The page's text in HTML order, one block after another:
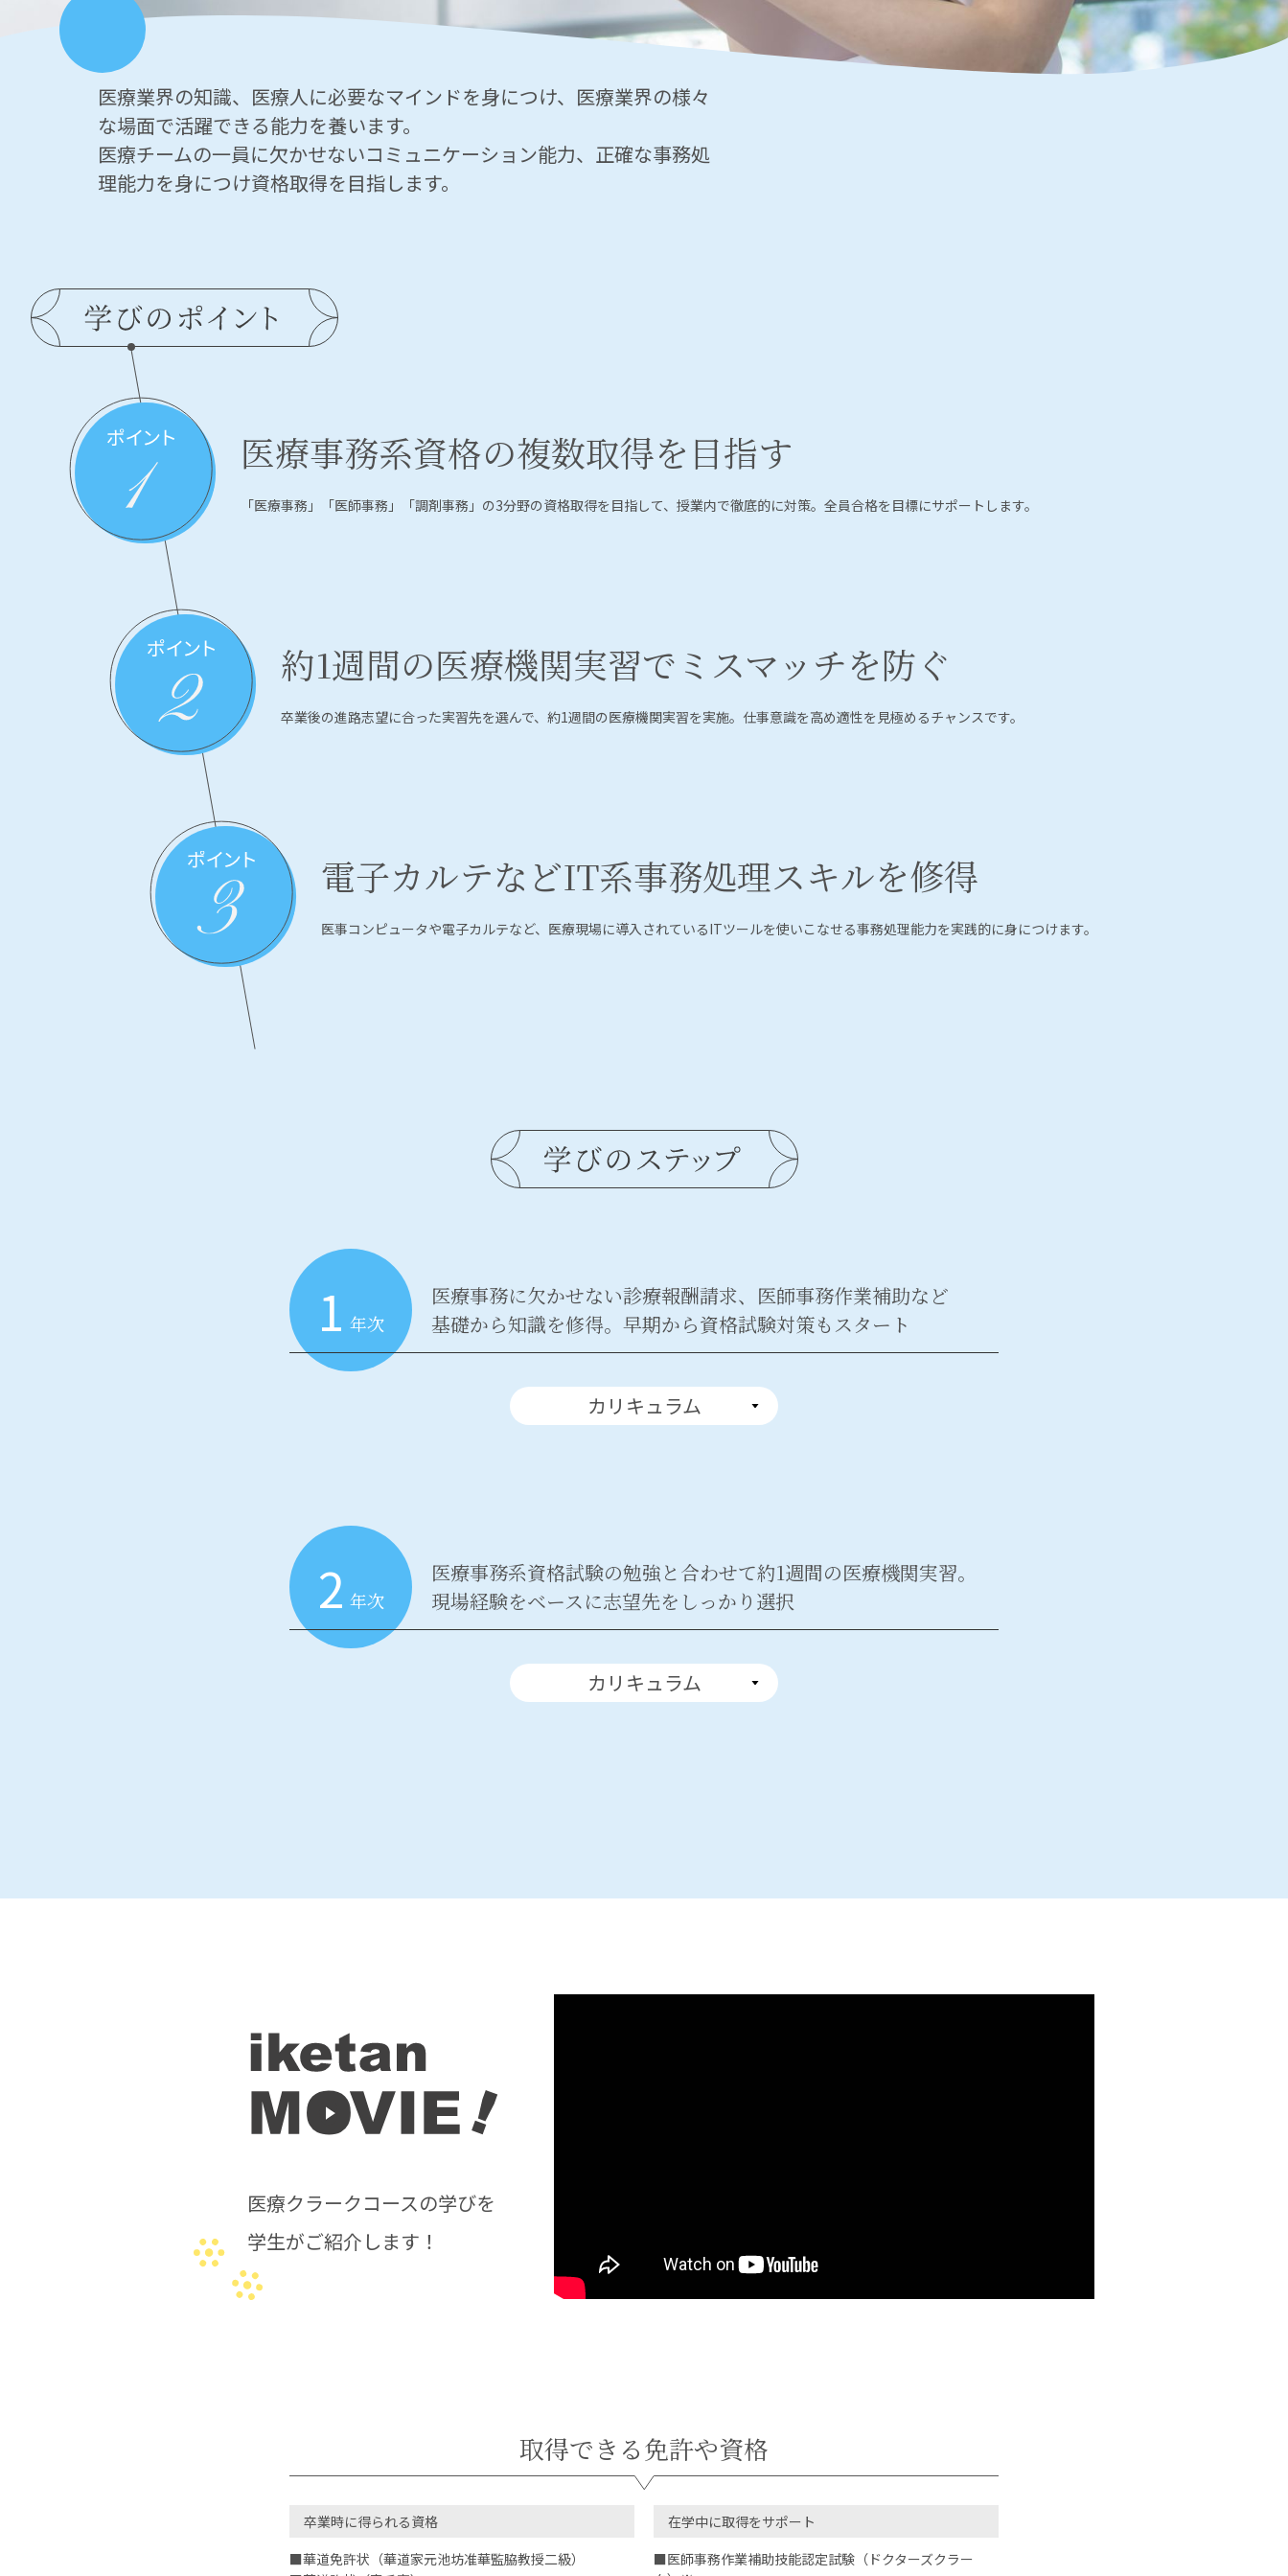
医療業界の知識、医療人に必要なマインドを身につけ、医療業界の様々
な場面で活躍できる能力を養います。
医療チームの一員に欠かせないコミュニケーション能力、正確な事務処
理能力を身につけ資格取得を目指します。
医療事務系資格の複数取得を目指す
「医療事務」「医師事務」「調剤事務」の3分野の資格取得を目指して、授業内で徹底的に対策。全員合格を目標にサポートします。
約1週間の医療機関実習でミスマッチを防ぐ
卒業後の進路志望に合った実習先を選んで、約1週間の医療機関実習を実施。仕事意識を高め適性を見極めるチャンスです。
電子カルテなどIT系事務処理スキルを修得
医事コンピュータや電子カルテなど、医療現場に導入されているITツールを使いこなせる事務処理能力を実践的に身につけます。
1 年次
医療事務に欠かせない診療報酬請求、医師事務作業補助など
基礎から知識を修得。早期から資格試験対策もスタート
カリキュラム
2 年次
医療事務系資格試験の勉強と合わせて約1週間の医療機関実習。
現場経験をベースに志望先をしっかり選択
カリキュラム
医療クラークコースの学びを
学生がご紹介します！
取得できる免許や資格
卒業時に得られる資格
■華道免許状（華道家元池坊准華監脇教授二級）
在学中に取得をサポート
■医師事務作業補助技能認定試験（ドクターズクラー